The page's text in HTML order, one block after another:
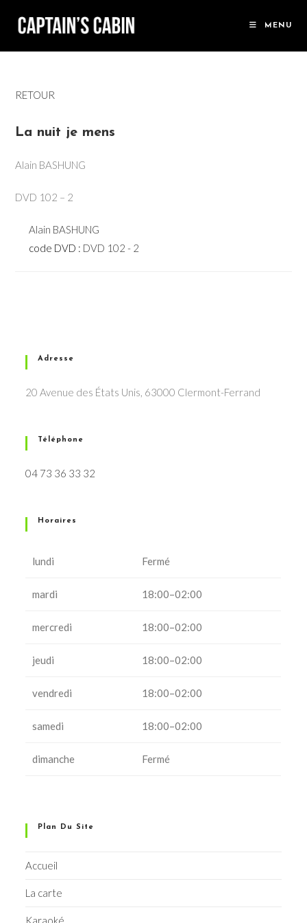
MENU
RETOUR
La nuit je mens
Alain BASHUNG
DVD 102 – 2
Alain BASHUNG
code DVD : DVD 102 - 2
Adresse
20 Avenue des États Unis, 63000 Clermont-Ferrand
Téléphone
04 73 36 33 32
Horaires
lundi Fermé
mardi 18:00–02:00
mercredi 18:00–02:00
jeudi 18:00–02:00
vendredi 18:00–02:00
samedi 18:00–02:00
dimanche Fermé
Plan Du Site
Accueil
La carte
Karaoké